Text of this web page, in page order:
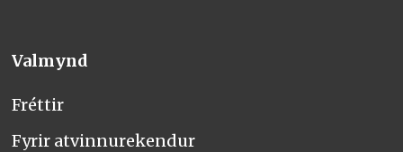
Valmynd
Fréttir
Fyrir atvinnurekendur